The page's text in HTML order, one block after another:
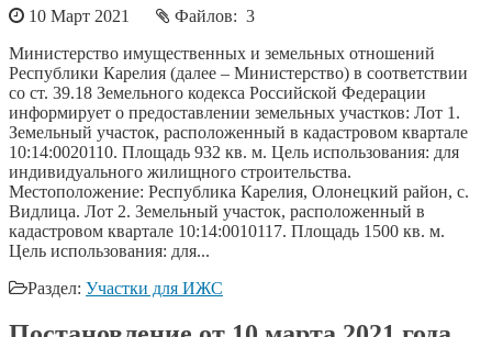
10 Март 2021
Файлов: 3
Министерство имущественных и земельных отношений
Республики Карелия (далее – Министерство) в соответствии
со ст. 39.18 Земельного кодекса Российской Федерации
информирует о предоставлении земельных участков: Лот 1.
Земельный участок, расположенный в кадастровом квартале
10:14:0020110. Площадь 932 кв. м. Цель использования: для
индивидуального жилищного строительства.
Местоположение: Республика Карелия, Олонецкий район, с.
Видлица. Лот 2. Земельный участок, расположенный в
кадастровом квартале 10:14:0010117. Площадь 1500 кв. м.
Цель использования: для...
Раздел: Участки для ИЖС